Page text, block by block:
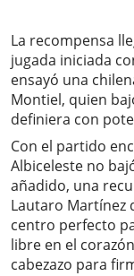
La recompensa
jugada iniciada
ensayó una
Montiel, quien
definiera con
Con el partido
Albiceleste no
añadido, una
Lautaro Martínez
centro perfecto
libre en el
cabezazo para